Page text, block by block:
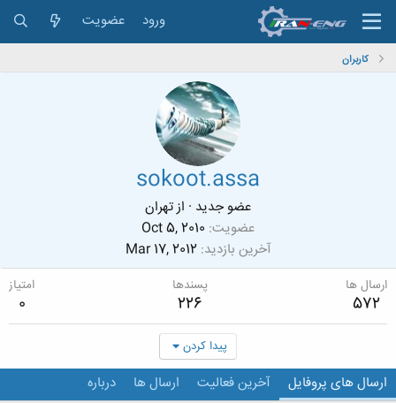
ورود عضویت
کاربران
sokoot.assa
عضو جدید · ازتهران
عضویت Oct 5, 2010
آخرین بازدید Mar 17, 2012
ارسال ها
572
پسندها
226
امتیاز
0
پیدا کردن
ارسال های پروفایل آخرین فعالیت ارسال ها درباره